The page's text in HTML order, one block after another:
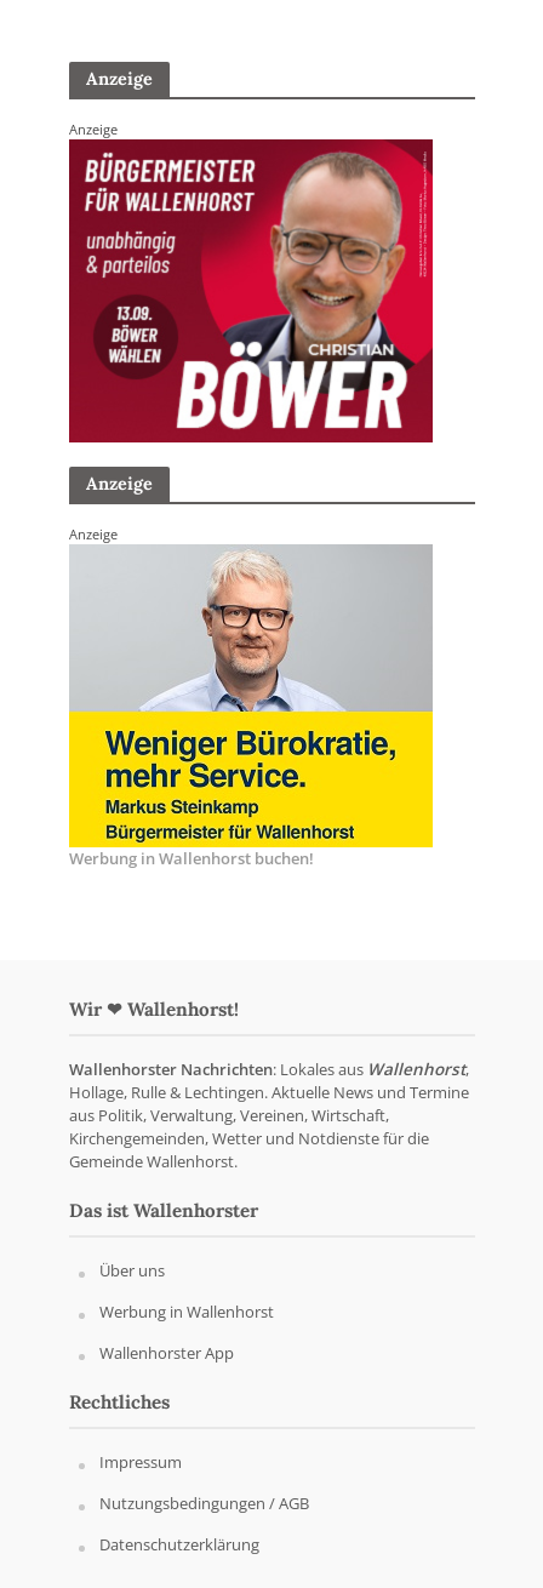
Anzeige
Anzeige
Anzeige
Anzeige
Werbung in Wallenhorst buchen!
Wir ❤ Wallenhorst!
Wallenhorster Nachrichten: Lokales aus Wallenhorst,
Hollage, Rulle & Lechtingen. Aktuelle News und Termine
aus Politik, Verwaltung, Vereinen, Wirtschaft,
Kirchengemeinden, Wetter und Notdienste für die
Gemeinde Wallenhorst.
Das ist Wallenhorster
Über uns
Werbung in Wallenhorst
Wallenhorster App
Rechtliches
Impressum
Nutzungsbedingungen / AGB
Datenschutzerklärung